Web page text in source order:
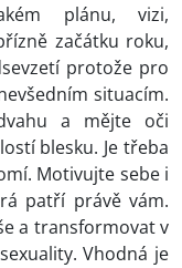
plánu, vizi,
začátku roku,
protože pro
situacím.
a mějte oči
blesku. Je třeba
Motivujte sebe i
patří právě vám.
a transformovat v
Vhodná je